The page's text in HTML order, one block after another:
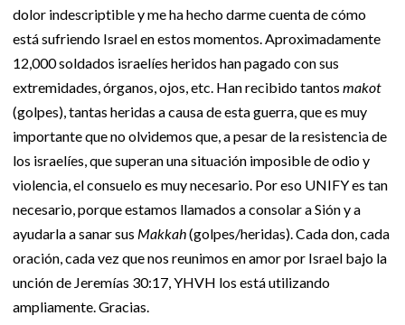
dolor indescriptible y me ha hecho darme cuenta de cómo
está sufriendo Israel en estos momentos. Aproximadamente
12,000 soldados israelíes heridos han pagado con sus
extremidades, órganos, ojos, etc. Han recibido tantos makot
(golpes), tantas heridas a causa de esta guerra, que es muy
importante que no olvidemos que, a pesar de la resistencia de
los israelíes, que superan una situación imposible de odio y
violencia, el consuelo es muy necesario. Por eso UNIFY es tan
necesario, porque estamos llamados a consolar a Sión y a
ayudarla a sanar sus Makkah(golpes/heridas). Cada don, cada
oración, cada vez que nos reunimos en amor por Israel bajo la
unción de Jeremías 30:17, YHVH los está utilizando
ampliamente. Gracias.